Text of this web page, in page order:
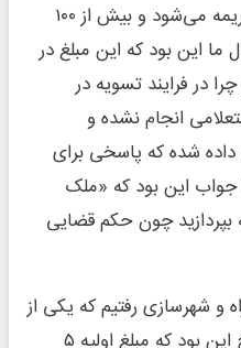
دیگر پرداخت نشود، مشمول جریمه می‌شود و بیش از ۱۰۰
ما این بود که این مبلغ در
در فرایند تسویه در
انجام نشده و
شده که پاسخی برای
جواب این بود که «ملک
بپردازید چون حکم قضایی
و شهرسازی رفتیم که یکی از
متولیان مسکن مهر است؛ پاسخ این بود که مبلغ اولیه ۵